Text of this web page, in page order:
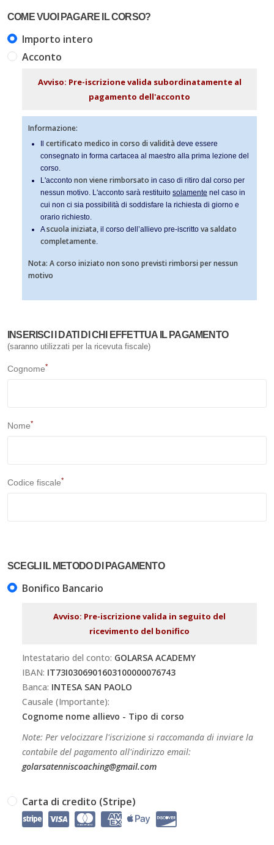
COME VUOI PAGARE IL CORSO?
Importo intero
Acconto
Avviso: Pre-iscrizione valida subordinatamente al
pagamento dell'acconto
Informazione:
certificato medico in corso di validità deve essere
consegnato in forma cartacea al maestro alla prima lezione del
corso.
L'acconto non viene rimborsato in caso di ritiro dal corso per
nessun motivo. L'acconto sarà restituito solamente nel caso in
cui non ci sia possibilità di soddisfare la richiesta di giorno e
orario richiesto.
Ascuola iniziata, il corso dell’allievo pre-iscritto va saldato
completamente.
Nota: A corso iniziato non sono previsti rimborsi per nessun
motivo
INSERISCI I DATI DI CHI EFFETTUA IL PAGAMENTO
(saranno utilizzati per la ricevuta fiscale)
Cognome*
Nome*
Codice fiscale*
SCEGLI IL METODO DI PAGAMENTO
Bonifico Bancario
Avviso: Pre-iscrizione valida in seguito del
ricevimento del bonifico
Intestatario del conto: GOLARSA ACADEMY
IBAN: IT73I0306901603100000076743
Banca: INTESA SAN PAOLO
Causale (Importante):
Cognome nome allievo - Tipo di corso
Note: Per velocizzare l'iscrizione si raccomanda di inviare la
contabile del pagamento all'indirizzo email:
golarsatenniscoaching@gmail.com
Carta di credito (Stripe)